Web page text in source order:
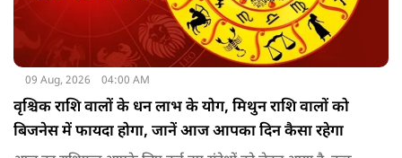
09 Aug, 2026 04:00 AM
वृश्चिक राशि वालों के धन लाभ के योग, मिथुन राशि वालों को
बिजनेस में फायदा होगा, जानें आज आपका दिन कैसा रहेगा